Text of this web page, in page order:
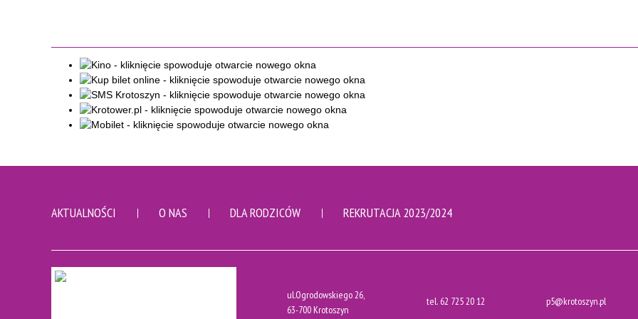
AKTUALNOŚCI O NAS DLA RODZICÓW REKRUTACJA 2023/2024
ul.Ogrodowskiego 26,
63-700 Krotoszyn
tel. 62 725 20 12 p5@krotoszyn.pl